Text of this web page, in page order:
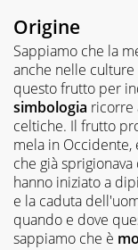
Origine
Sappiamo che la
anche nelle
questo frutto per
simbologia ricorre
celtiche. Il frutto
mela in Occidente,
che già
hanno iniziato a
e la caduta
quando e dove
sappiamo che è